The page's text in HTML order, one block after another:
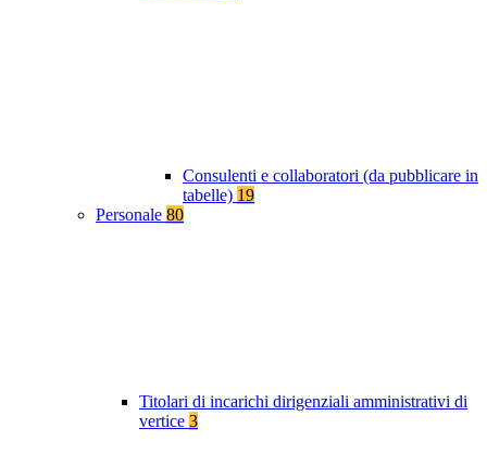
Consulenti e collaboratori (da pubblicare in
tabelle) 19
Personale 80
Titolari di incarichi dirigenziali amministrativi di
vertice 3